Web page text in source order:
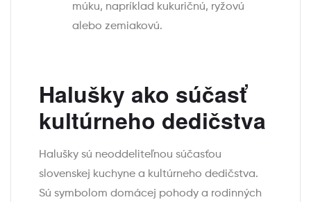
múku, napríklad kukuričnú, ryžovú
alebo zemiakovú.
Halušky ako súčasť
kultúrneho dedičstva
Halušky sú neoddeliteľnou súčasťou
slovenskej kuchyne a kultúrneho dedičstva.
Sú symbolom domácej pohody a rodinných